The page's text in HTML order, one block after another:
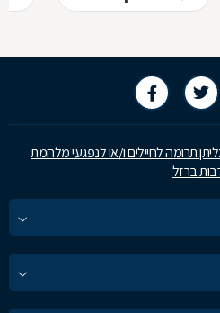
תרומה לחיילים ו/או לנפגעי מלחמת
ברזל